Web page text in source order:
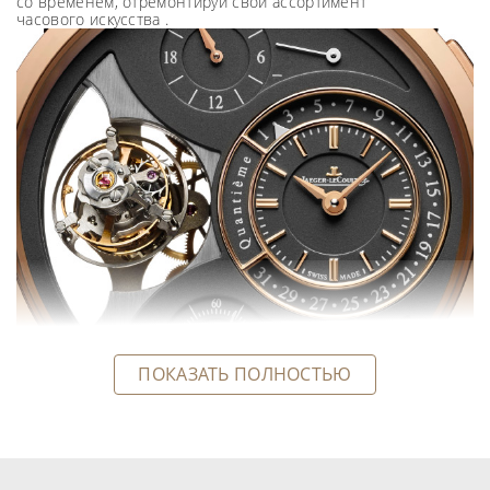
часового искусства .
технике, эстетике и отделке. Для технической
составляющей характерно сочетание старинных
ПОКАЗАТЬ ПОЛНОСТЬЮ